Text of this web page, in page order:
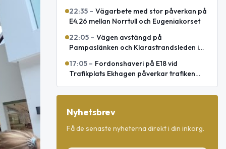
22:35 – Vägarbete med stor påverkan på
E4.26 mellan Norrtull och Eugeniakorset
22:05 – Vägen avstängd på
Pampaslänken och Klarastrandsleden i
17:05 – Fordonshaveri på E18 vid
Trafikplats Ekhagen påverkar trafiken
Nyhetsbrev
Få de senaste nyheterna direkt i din inkorg.